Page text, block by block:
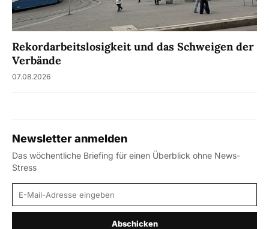
Rekordarbeitslosigkeit und das Schweigen der
Verbände
07.08.2026
Newsletter anmelden
Das wöchentliche Briefing für einen Überblick ohne News-
Stress
E-Mail-Adresse
Abschicken